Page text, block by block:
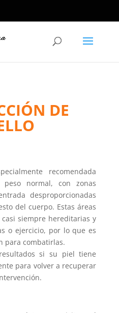
DE
recomendada
normal, con zonas
desproporcionadas
del cuerpo. Estas áreas
siempre hereditarias y
o ejercicio, por lo que es
para combatirlas.
si su piel tiene
para volver a recuperar